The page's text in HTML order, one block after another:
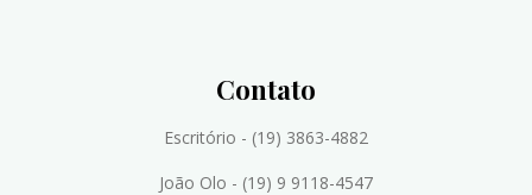
Contato
Escritório - (19) 3863-4882
João Olo - (19) 9 9118-4547